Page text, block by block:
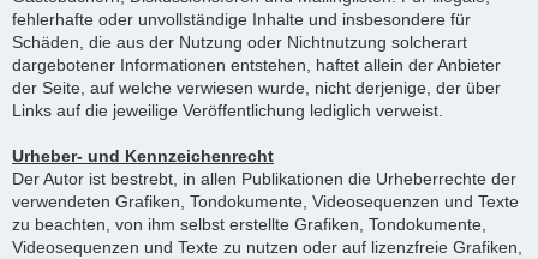
fehlerhafte oder unvollständige Inhalte und insbesondere für
Schäden, die aus der Nutzung oder Nichtnutzung solcherart
dargebotener Informationen entstehen, haftet allein der Anbieter
der Seite, auf welche verwiesen wurde, nicht derjenige, der über
Links auf die jeweilige Veröffentlichung lediglich verweist.
Urheber- und Kennzeichenrecht
Der Autor ist bestrebt, in allen Publikationen die Urheberrechte der
verwendeten Grafiken, Tondokumente, Videosequenzen und Texte
zu beachten, von ihm selbst erstellte Grafiken, Tondokumente,
Videosequenzen und Texte zu nutzen oder auf lizenzfreie Grafiken,